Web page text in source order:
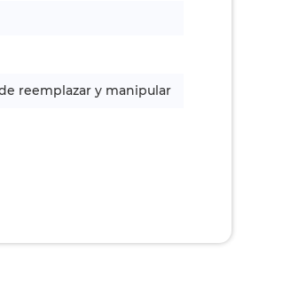
reemplazar y manipular